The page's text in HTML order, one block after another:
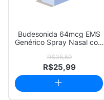
Budesonida 64mcg EMS
Genérico Spray Nasal com
R$35,59
R$25,99